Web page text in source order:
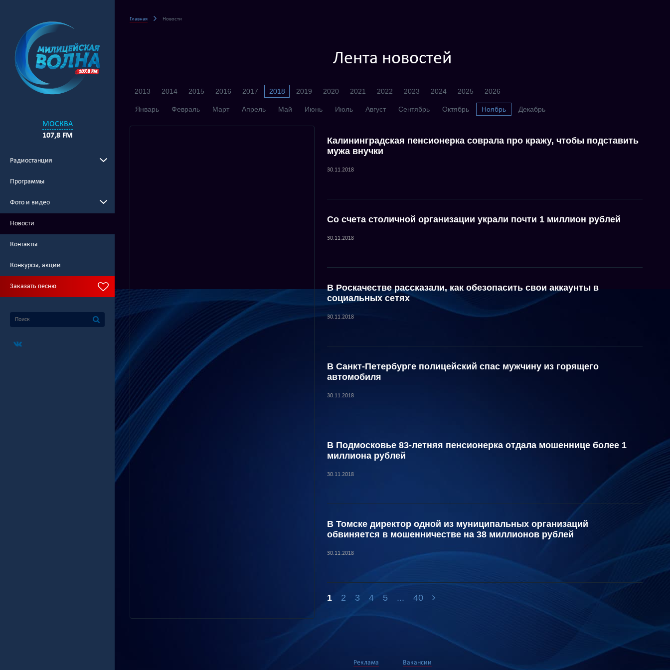
МОСКВА
107,8 FM
Радиостанция
Программы
Фото и видео
Новости
Контакты
Конкурсы, акции
Заказать песню
Главная Новости
Лента новостей
2013 2014 2015 2016 2017 2018 2019 2020 2021 2022 2023 2024 2025 2026
Январь Февраль Март Апрель Май Июнь Июль Август Сентябрь Октябрь Ноябрь Декабрь
Калининградская пенсионерка соврала про кражу, чтобы подставить
мужа внучки
30.11.2018
Со счета столичной организации украли почти 1 миллион рублей
30.11.2018
В Роскачестве рассказали, как обезопасить свои аккаунты в
социальных сетях
30.11.2018
В Санкт-Петербурге полицейский спас мужчину из горящего
автомобиля
30.11.2018
В Подмосковье 83-летняя пенсионерка отдала мошеннице более 1
миллиона рублей
30.11.2018
В Томске директор одной из муниципальных организаций
обвиняется в мошенничестве на 38 миллионов рублей
30.11.2018
1 2 3 4 5 ... 40
Реклама Вакансии